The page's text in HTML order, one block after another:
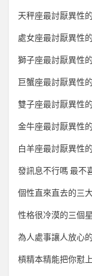
天秤座最討厭異性
處女座最討厭異性
獅子座最討厭異性
巨蟹座最討厭異性
雙子座最討厭異性
金牛座最討厭異性
白羊座最討厭異性
發訊息不行嗎 最不
個性直來直去的三
性格很冷漠的三個
為人處事讓人放心
槓精本精能把你懟